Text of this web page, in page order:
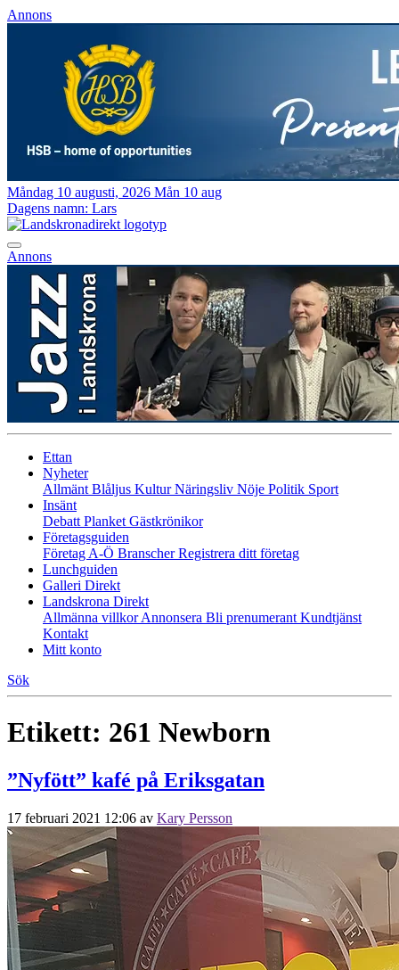
Annons
Måndag 10 augusti, 2026 Mån 10 aug
Dagens namn: Lars
Annons
Ettan
Nyheter
Allmänt Blåljus KulturNäringsliv Nöje Politik Sport
Insänt
Debatt Planket Gästkrönikor
Företagsguiden
Företag A-Ö BranscherRegistrera ditt företag
Lunchguiden
Galleri Direkt
Landskrona Direkt
Allmänna villkorAnnonsera Bli prenumerant Kundtjänst
Kontakt
Mitt konto
Sök
Etikett: 261 Newborn
”Nyfött” kafé på Eriksgatan
17 februari 2021 12:06 av Kary Persson